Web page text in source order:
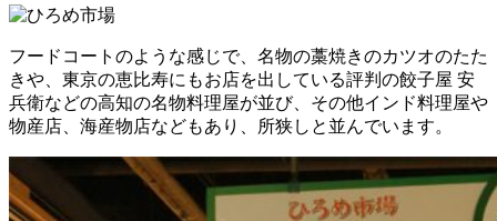
フードコートのような感じで、名物の藁焼きのカツオのたた
きや、東京の恵比寿にもお店を出している評判の餃子屋 安
兵衛などの高知の名物料理屋が並び、その他インド料理屋や
物産店、海産物店などもあり、所狭しと並んでいます。